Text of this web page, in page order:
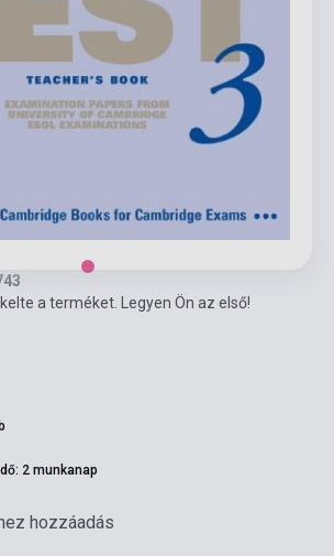
a terméket. Legyen Ön az első!
2 munkanap
hozzáadás